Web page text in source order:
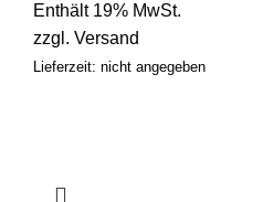
Enthält 19% MwSt.
zzgl. Versand
Lieferzeit: nicht angegeben